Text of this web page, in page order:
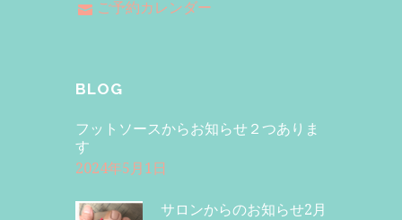
ご予約カレンダー
BLOG
フットソースからお知らせ２つありま
す
2024年5月1日
サロンからのお知らせ2月